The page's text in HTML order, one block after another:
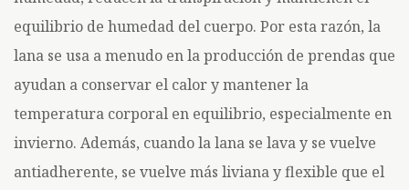
equilibrio de humedad del cuerpo. Por esta razón, la
lana se usa a menudo en la producción de prendas que
ayudan a conservar el calor y mantener la
temperatura corporal en equilibrio, especialmente en
invierno. Además, cuando la lana se lava y se vuelve
antiadherente, se vuelve más liviana y flexible que el